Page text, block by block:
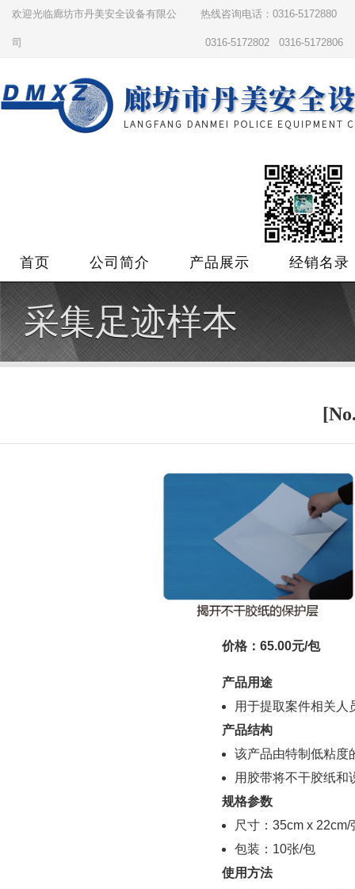
欢迎光临廊坊市丹美安全设备有限公
司
热线咨询电话：0316-5172880
0316-5172802 0316-5172806
首页 公司简介 产品展示 经销名录
采集足迹样本
价格：65.00元/包
产品用途
用于提取案件相关人
产品结构
该产品由特制低粘度
用胶带将不干胶纸和
规格参数
尺寸：35cm x 22cm/
包装：10张/包
使用方法